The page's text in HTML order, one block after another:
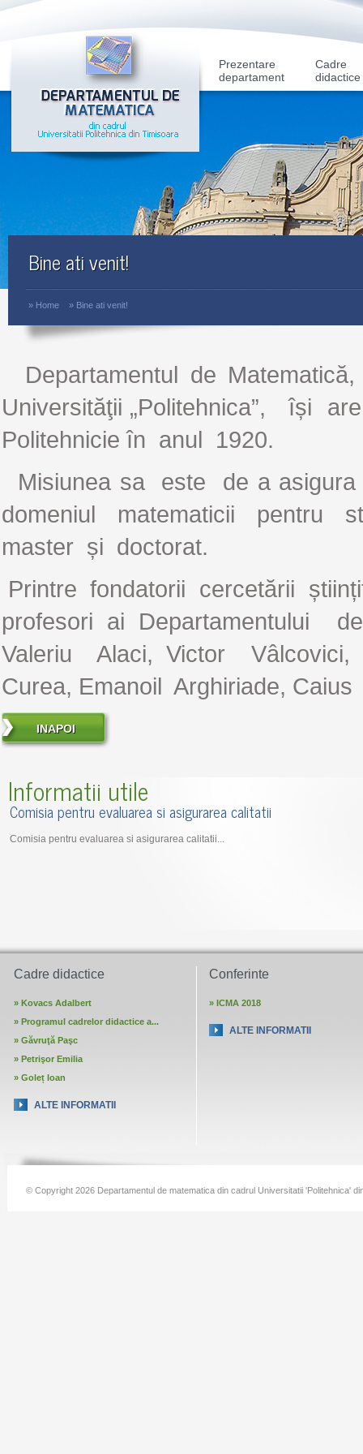
Prezentare
departament
Cadre
didactice
Bine ati venit!
» Home » Bine ati venit!
Departamentul de
Universităţii „Politehnica”, își
Politehnicie în anul 1920.
Misiunea sa este de a
domeniul matematicii
master și doctorat.
Printre fondatorii cercetării
profesori ai Departamentului
Valeriu Alaci, Victor Vâlcovici,
Curea, Emanoil Arghiriade,
INAPOI
Informatii utile
Comisia pentru evaluarea si asigurarea calitatii
Comisia pentru evaluarea si asigurarea calitatii...
Cadre didactice
» Kovacs Adalbert
» Programul cadrelor didactice a...
» Găvruţă Paşc
» Petrişor Emilia
» Goleț Ioan
ALTE INFORMATII
Conferinte
» ICMA 2018
ALTE INFORMATII
© Copyright 2026 Departamentul de matematica din cadrul Universitatii 'Politehnica'